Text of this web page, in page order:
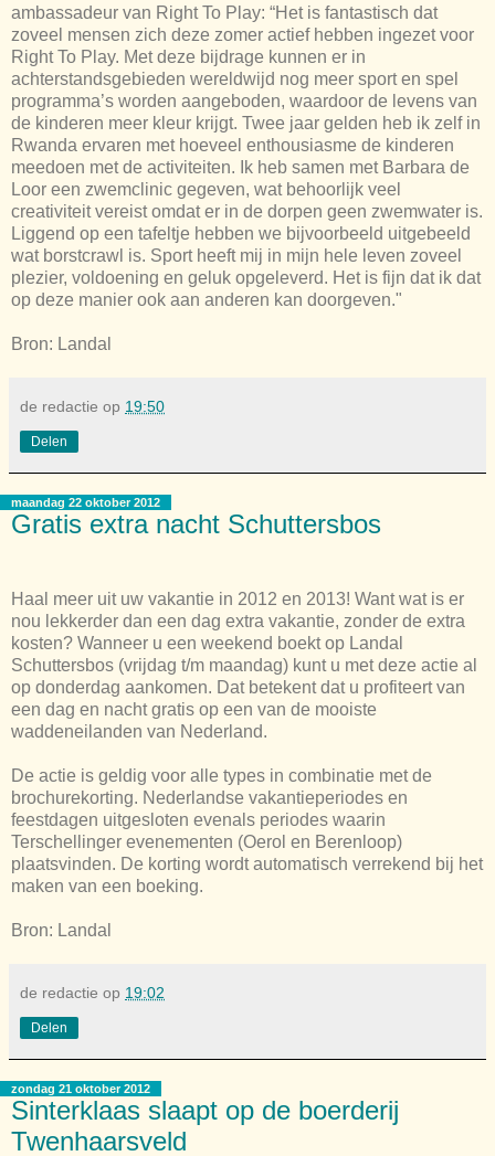
ambassadeur van Right To Play: “Het is fantastisch dat
zoveel mensen zich deze zomer actief hebben ingezet voor
Right To Play. Met deze bijdrage kunnen er in
achterstandsgebieden wereldwijd nog meer sport en spel
programma’s worden aangeboden, waardoor de levens van
de kinderen meer kleur krijgt. Twee jaar gelden heb ik zelf in
Rwanda ervaren met hoeveel enthousiasme de kinderen
meedoen met de activiteiten. Ik heb samen met Barbara de
Loor een zwemclinic gegeven, wat behoorlijk veel
creativiteit vereist omdat er in de dorpen geen zwemwater is.
Liggend op een tafeltje hebben we bijvoorbeeld uitgebeeld
wat borstcrawl is. Sport heeft mij in mijn hele leven zoveel
plezier, voldoening en geluk opgeleverd. Het is fijn dat ik dat
op deze manier ook aan anderen kan doorgeven."
Bron: Landal
de redactie op 19:50
Delen
maandag 22 oktober 2012
Gratis extra nacht Schuttersbos
Haal meer uit uw vakantie in 2012 en 2013! Want wat is er
nou lekkerder dan een dag extra vakantie, zonder de extra
kosten? Wanneer u een weekend boekt op Landal
Schuttersbos (vrijdag t/m maandag) kunt u met deze actie al
op donderdag aankomen. Dat betekent dat u profiteert van
een dag en nacht gratis op een van de mooiste
waddeneilanden van Nederland.
De actie is geldig voor alle types in combinatie met de
brochurekorting. Nederlandse vakantieperiodes en
feestdagen uitgesloten evenals periodes waarin
Terschellinger evenementen (Oerol en Berenloop)
plaatsvinden. De korting wordt automatisch verrekend bij het
maken van een boeking.
Bron: Landal
de redactie op 19:02
Delen
zondag 21 oktober 2012
Sinterklaas slaapt op de boerderij
Twenhaarsveld